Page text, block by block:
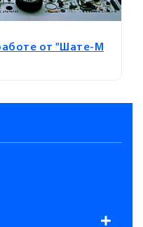
от "Шате-М